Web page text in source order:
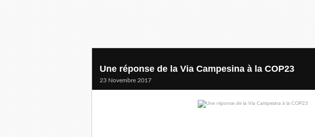
Une réponse de la Via Campesina à la COP23
23 Novembre 2017